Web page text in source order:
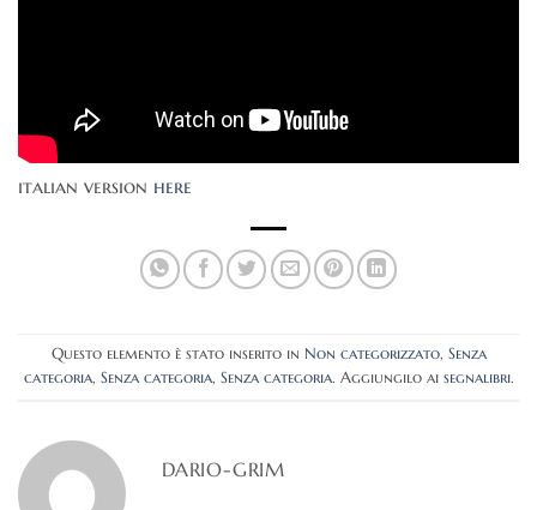
italian version here
Questo elemento è stato inserito in Non categorizzato, Senza
categoria, Senza categoria, Senza categoria. Aggiungilo ai segnalibri.
DARIO-GRIM